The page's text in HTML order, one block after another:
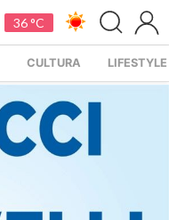
36 °C
CULTURA LIFESTYLE